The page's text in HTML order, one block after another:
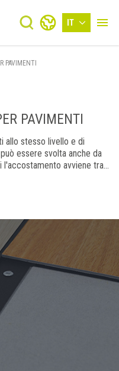
IT
PAVIMENTI
PAVIMENTI
allo stesso livello e di
essere svolta anche da
l'accostamento avviene tra
tra una zona e l'altra.